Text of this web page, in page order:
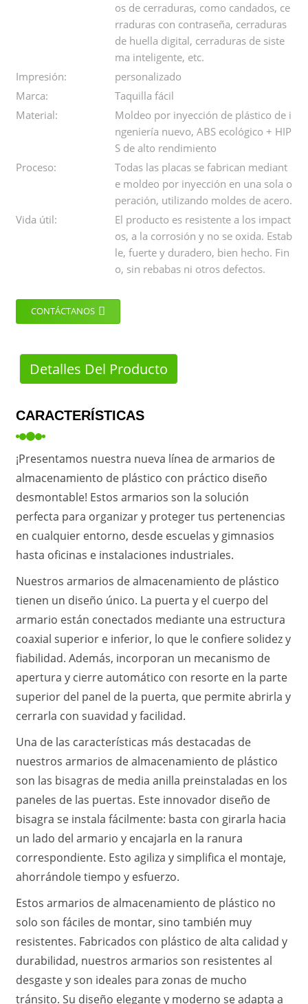
os de cerraduras, como candados, ce
rraduras con contraseña, cerraduras
de huella digital, cerraduras de siste
ma inteligente, etc.
Impresión:
personalizado
Marca:
Taquilla fácil
Material:
Moldeo por inyección de plástico de i
ngeniería nuevo, ABS ecológico + HIP
S de alto rendimiento
Proceso:
Todas las placas se fabrican mediant
e moldeo por inyección en una sola o
peración, utilizando moldes de acero.
Vida útil:
El producto es resistente a los impact
os, a la corrosión y no se oxida. Estab
le, fuerte y duradero, bien hecho. Fin
o, sin rebabas ni otros defectos.
CONTÁCTANOS
Detalles Del Producto
CARACTERÍSTICAS
¡Presentamos nuestra nueva línea de armarios de
almacenamiento de plástico con práctico diseño
desmontable! Estos armarios son la solución
perfecta para organizar y proteger tus pertenencias
en cualquier entorno, desde escuelas y gimnasios
hasta oficinas e instalaciones industriales.
Nuestros armarios de almacenamiento de plástico
tienen un diseño único. La puerta y el cuerpo del
armario están conectados mediante una estructura
coaxial superior e inferior, lo que le confiere solidez y
fiabilidad. Además, incorporan un mecanismo de
apertura y cierre automático con resorte en la parte
superior del panel de la puerta, que permite abrirla y
cerrarla con suavidad y facilidad.
Una de las características más destacadas de
nuestros armarios de almacenamiento de plástico
son las bisagras de media anilla preinstaladas en los
paneles de las puertas. Este innovador diseño de
bisagra se instala fácilmente: basta con girarla hacia
un lado del armario y encajarla en la ranura
correspondiente. Esto agiliza y simplifica el montaje,
ahorrándole tiempo y esfuerzo.
Estos armarios de almacenamiento de plástico no
solo son fáciles de montar, sino también muy
resistentes. Fabricados con plástico de alta calidad y
durabilidad, nuestros armarios son resistentes al
desgaste y son ideales para zonas de mucho
tránsito. Su diseño elegante y moderno se adapta a